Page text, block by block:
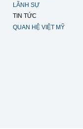
LÃNH SỰ
TIN TỨC
QUAN HỆ VIỆT MỸ